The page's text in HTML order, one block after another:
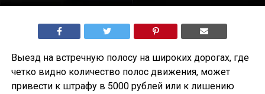
Выезд на встречную полосу на широких дорогах, где
четко видно количество полос движения, может
привести к штрафу в 5000 рублей или к лишению